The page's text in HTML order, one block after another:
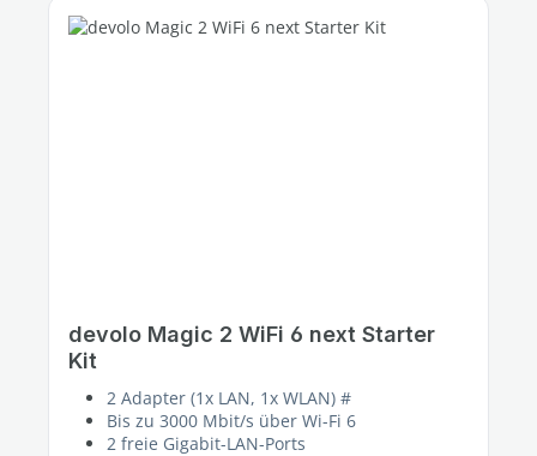
devolo Magic 2 WiFi 6 next Starter
Kit
2 Adapter (1x LAN, 1x WLAN) #
Bis zu 3000 Mbit/s über Wi-Fi 6
2 freie Gigabit-LAN-Ports